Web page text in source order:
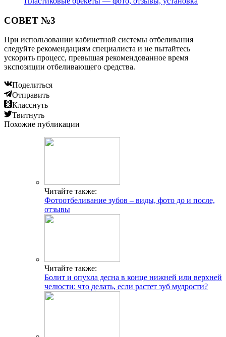
СОВЕТ №3
При использовании кабинетной системы отбеливания
следуйте рекомендациям специалиста и не пытайтесь
ускорить процесс, превышая рекомендованное время
экспозиции отбеливающего средства.
Поделиться
Отправить
Класснуть
Твитнуть
Похожие публикации
Читайте также:
Фотоотбеливание зубов – виды, фото до и после,
отзывы
Читайте также:
Болит и опухла десна в конце нижней или верхней
челюсти: что делать, если растет зуб мудрости?